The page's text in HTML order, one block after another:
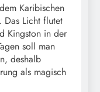
Karibischen
Das Licht flutet
Kingston in der
soll man
deshalb
als magisch